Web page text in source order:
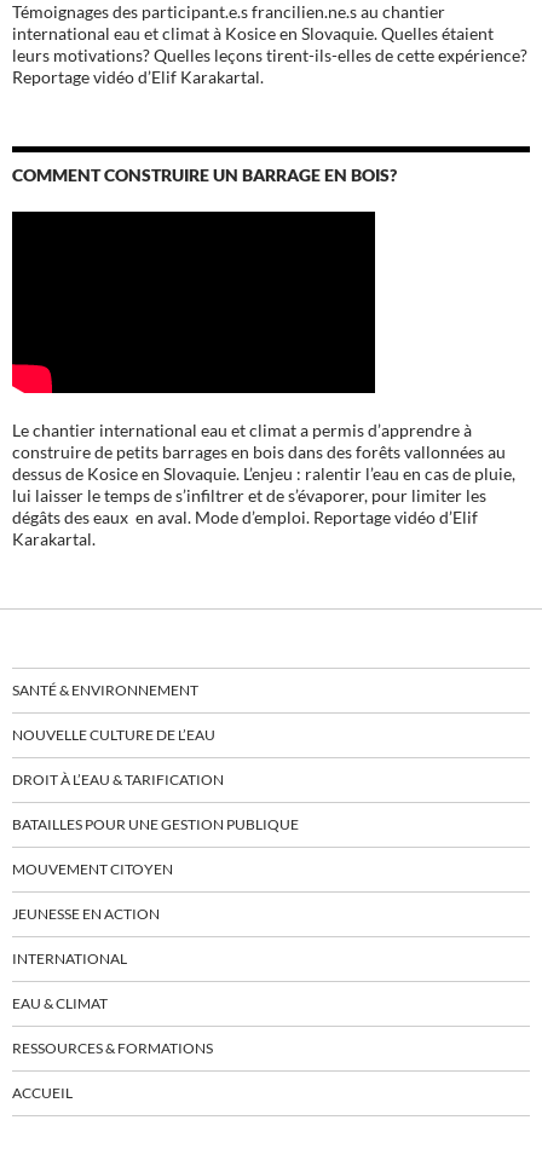
Témoignages des participant.e.s francilien.ne.s au chantier
international eau et climat à Kosice en Slovaquie. Quelles étaient
leurs motivations? Quelles leçons tirent-ils-elles de cette expérience?
Reportage vidéo d’Elif Karakartal.
COMMENT CONSTRUIRE UN BARRAGE EN BOIS?
Le chantier international eau et climat a permis d’apprendre à
construire de petits barrages en bois dans des forêts vallonnées au
dessus de Kosice en Slovaquie. L’enjeu : ralentir l’eau en cas de pluie,
lui laisser le temps de s’infiltrer et de s’évaporer, pour limiter les
dégâts des eaux en aval. Mode d’emploi. Reportage vidéo d’Elif
Karakartal.
SANTÉ & ENVIRONNEMENT
NOUVELLE CULTURE DE L’EAU
DROIT À L’EAU & TARIFICATION
BATAILLES POUR UNE GESTION PUBLIQUE
MOUVEMENT CITOYEN
JEUNESSE EN ACTION
INTERNATIONAL
EAU & CLIMAT
RESSOURCES & FORMATIONS
ACCUEIL